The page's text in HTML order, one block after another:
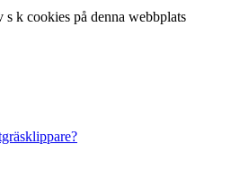
s k cookies på denna webbplats